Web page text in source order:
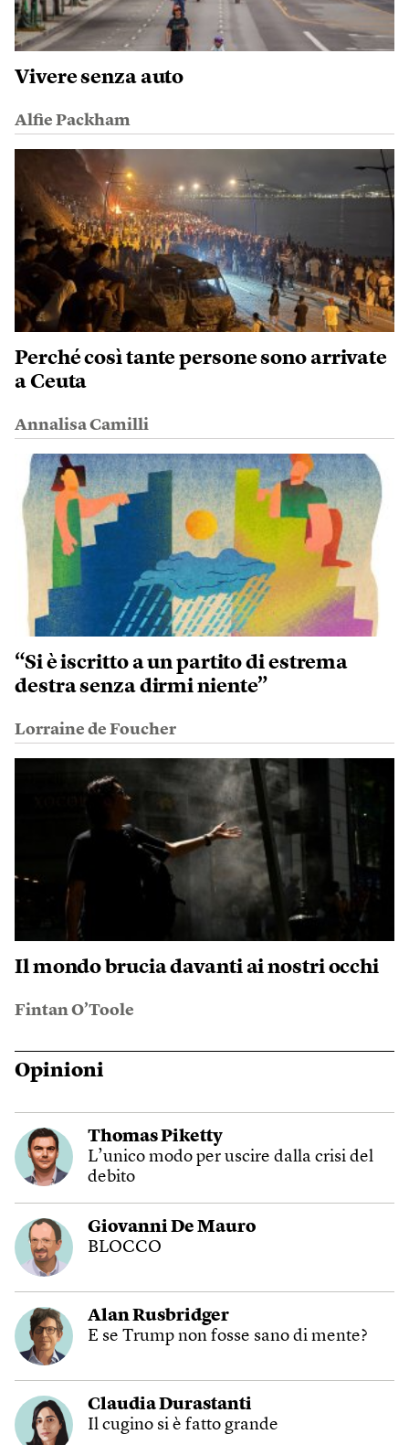
Vivere senza auto
Alfie Packham
Perché così tante persone sono arrivate
a Ceuta
Annalisa Camilli
“Si è iscritto a un partito di estrema
destra senza dirmi niente”
Lorraine de Foucher
Il mondo brucia davanti ai nostri occhi
Fintan O’Toole
Opinioni
Thomas Piketty
L’unico modo per uscire dalla crisi del
debito
Giovanni De Mauro
BLOCCO
Alan Rusbridger
E se Trump non fosse sano di mente?
Claudia Durastanti
Il cugino si è fatto grande